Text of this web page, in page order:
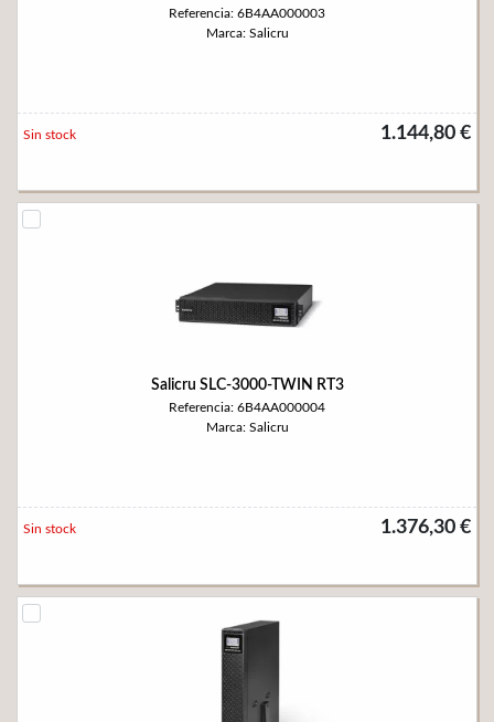
Referencia: 6B4AA000003
Marca: Salicru
1.144,80 €
Sin stock
Salicru SLC-3000-TWIN RT3
Referencia: 6B4AA000004
Marca: Salicru
1.376,30 €
Sin stock